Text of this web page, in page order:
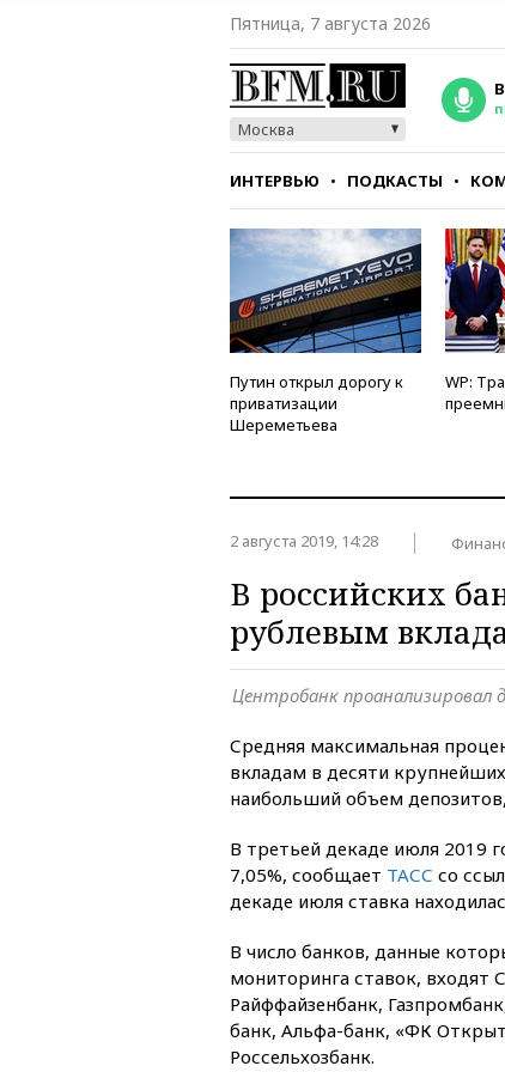
Пятница, 7 августа 2026
Москва
ИНТЕРВЬЮ ПОДКАСТЫ
СТИЛЬ ТЕСТЫ
Путин открыл дорогу к
приватизации
Шереметьева
WP:
2 августа 2019, 14:28
В российских
рублевым
Центробанк проанализировал
Средняя максимальная
вкладам в десяти
наибольший объем
В третьей декаде июля 2019
7,05%, сообщает ТАСС со
декаде июля ставка
В число банков, данные
мониторинга ставок, входят
Райффайзенбанк,
банк, Альфа-банк, «ФК
Россельхозбанк.